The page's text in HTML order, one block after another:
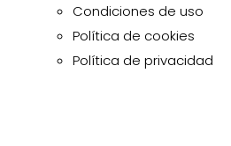
Condiciones de uso
Política de cookies
Política de privacidad